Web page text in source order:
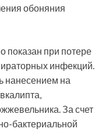
обоняния
показан при потере
инфекций.
нанесением на
За счет
бактериальной